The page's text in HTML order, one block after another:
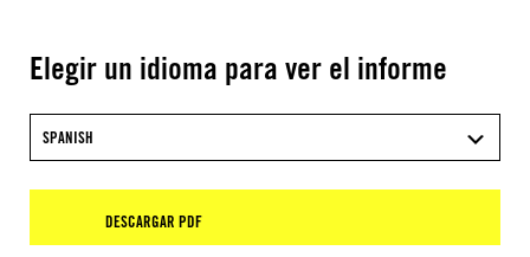
Elegir un idioma para ver el informe
SPANISH
DESCARGAR PDF